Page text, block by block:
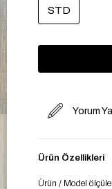
STD
Yorum
Ürün Özellikleri
Ürün / Model